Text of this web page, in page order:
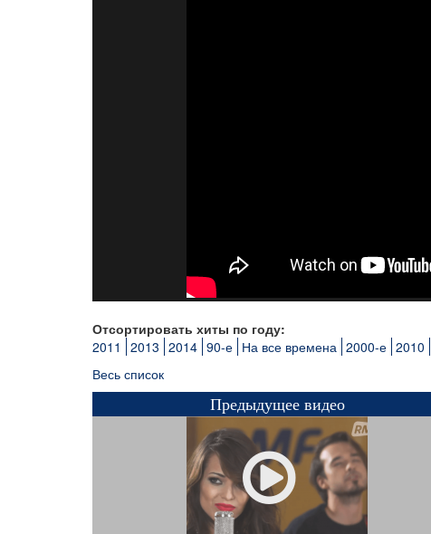
Отсортировать хиты по году:
2011
2013 2014 90-е На все времена 2000-е 2010
Весь список
Предыдущее видео